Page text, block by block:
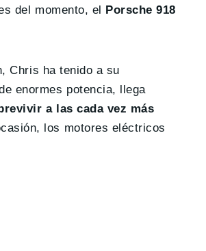
del momento, el Porsche 918
Chris ha tenido a su
enormes potencia, llega
a las cada vez más
los motores eléctricos